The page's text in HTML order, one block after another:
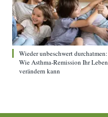
Wieder unbeschwert durchatmen:
Wie Asthma-Remission Ihr Leben
verändern kann